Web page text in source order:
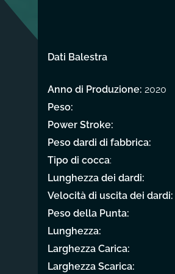
Dati Balestra
Anno di Produzione: 2020
Peso:
Power Stroke:
Peso dardi di fabbrica:
Tipo di cocca:
Lunghezza dei dardi:
Velocità di uscita dei dardi:
Peso della Punta:
Lunghezza:
Larghezza Carica:
Larghezza Scarica: